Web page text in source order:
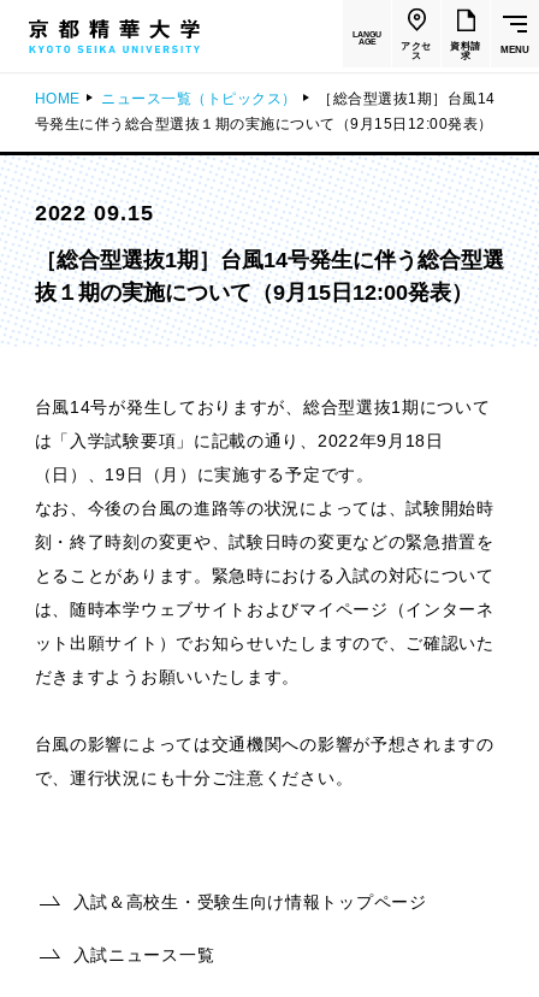
LANGU
AGE
アクセ
ス
資料請
求
MENU
HOME ニュース一覧（トピックス）
［総合型選抜1期］台風14
号発生に伴う総合型選抜１期の実施について（9月15日12:00発表）
2022 09.15
［総合型選抜1期］台風14号発生に伴う総合型選
抜１期の実施について（9月15日12:00発表）
台風14号が発生しておりますが、総合型選抜1期について
は「入学試験要項」に記載の通り、2022年9月18日
（日）、19日（月）に実施する予定です。
なお、今後の台風の進路等の状況によっては、試験開始時
刻・終了時刻の変更や、試験日時の変更などの緊急措置を
とることがあります。緊急時における入試の対応について
は、随時本学ウェブサイトおよびマイページ（インターネ
ット出願サイト）でお知らせいたしますので、ご確認いた
だきますようお願いいたします。
台風の影響によっては交通機関への影響が予想されますの
で、運行状況にも十分ご注意ください。
入試＆高校生・受験生向け情報トップページ
入試ニュース一覧